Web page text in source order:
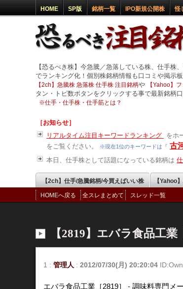
HOME SP版 銘柄一覧 IPO新規公開株 怪
【恐るべき株】今急騰／急落している株、仕手
でランキング化！個別株銘柄情報も口コミや掲示
【2ch】急騰株 急落株 仕手株 注目銘柄や 【Yahoo】
タン・トピ数ボタンをクリックする事で最新銘柄
※仕手・仕手株・仕手筋とは？
［お知らせ］
リアルタイム注目キーワードランキング
をホ
をご覧ください。
※現在1位のキーワードは『 古
本日、仕手株として話題になっている銘柄は
【2ch】仕手/急騰銘柄/今買えばいい株 【Yahoo
HOMEへ戻る 全スレまとめて スレッド一覧
【2819】エバラ食品工業
1 : 管理人 : 2012/07/30(月) 20:20:04
エバラ食品工業［2819］ - 調味料専門メ